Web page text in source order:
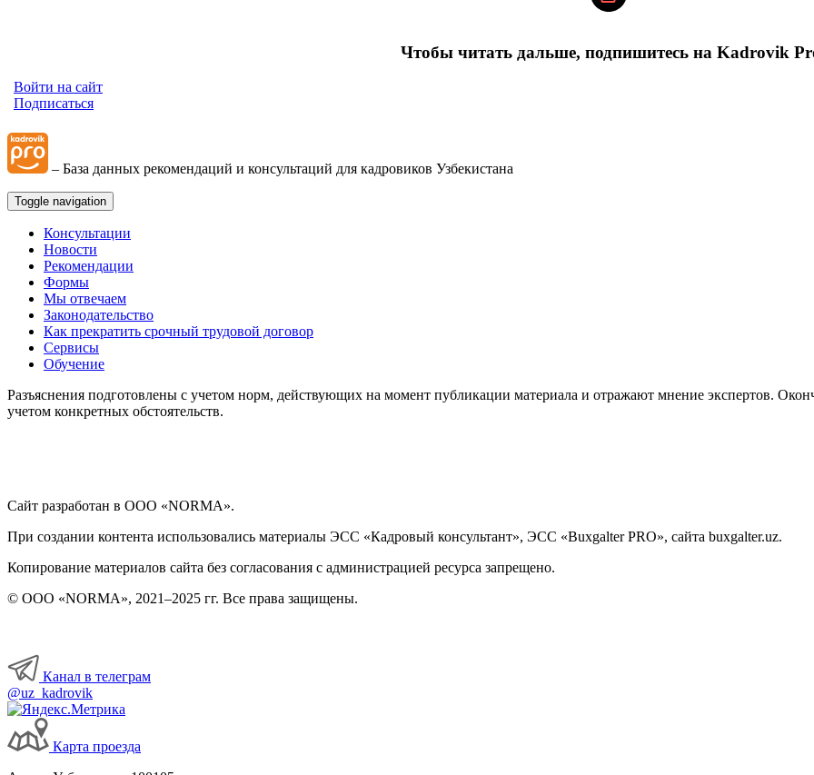
Чтобы читать дальше, подпишитесь на Kadrovik
Войти на сайт
Подписаться
– База данных рекомендаций и консультаций для кадровиков Узбекистана
Toggle navigation
Консультации
Новости
Рекомендации
Формы
Мы отвечаем
Законодательство
Как прекратить срочный трудовой договор
Сервисы
Обучение
Разъяснения подготовлены с учетом норм, действующих на момент публикации материала и отражают мнение экспертов.
учетом конкретных обстоятельств.
Сайт разработан в ООО «NORMA».
При создании контента использовались материалы ЭСС «Кадровый консультант», ЭСС «Buxgalter PRO», сайта buxgalter.uz.
Копирование материалов сайта без согласования с администрацией ресурса запрещено.
© ООО «NORMA», 2021–2025 гг. Все права защищены.
Канал в телеграм
@uz_kadrovik
Карта проезда